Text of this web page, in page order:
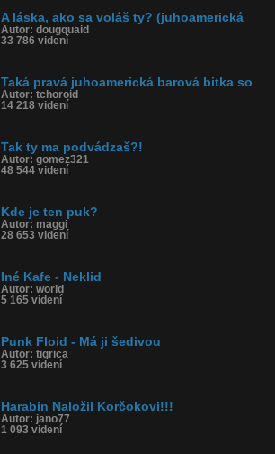
A láska, ako sa voláš ty? (juhoamerická
Autor: dougquaid
33 786 videní
Taká pravá juhoamerická barová bitka so
Autor: tchoroid
14 218 videní
Tak ty ma podvádzaš?!
Autor: gomez321
48 544 videní
Kde je ten puk?
Autor: maggi
28 653 videní
Iné Kafe - Neklid
Autor: world
5 165 videní
Punk Floid - Má ji šedivou
Autor: tigrica
3 625 videní
Harabin Naložil Korčokovi!!!
Autor: jano77
1 093 videní